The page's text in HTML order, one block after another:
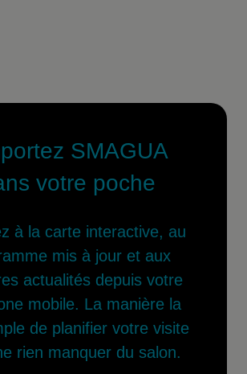
SMAGUA
votre poche
à la carte interactive, au
mis à jour et aux
actualités depuis votre
mobile. La manière la
de planifier votre visite
rien manquer du salon.